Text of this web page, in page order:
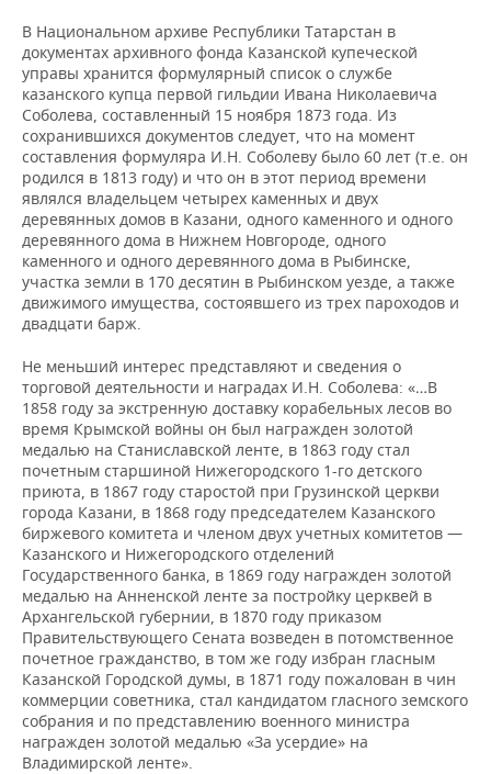
В Национальном архиве Республики Татарстан в
документах архивного фонда Казанской купеческой
управы хранится формулярный список о службе
казанского купца первой гильдии Ивана Николаевича
Соболева, составленный 15 ноября 1873 года. Из
сохранившихся документов следует, что на момент
составления формуляра И.Н. Соболеву было 60 лет (т.е. он
родился в 1813 году) и что он в этот период времени
являлся владельцем четырех каменных и двух
деревянных домов в Казани, одного каменного и одного
деревянного дома в Нижнем Новгороде, одного
каменного и одного деревянного дома в Рыбинске,
участка земли в 170 десятин в Рыбинском уезде, а также
движимого имущества, состоявшего из трех пароходов и
двадцати барж.
Не меньший интерес представляют и сведения о
торговой деятельности и наградах И.Н. Соболева: «…В
1858 году за экстренную доставку корабельных лесов во
время Крымской войны он был награжден золотой
медалью на Станиславской ленте, в 1863 году стал
почетным старшиной Нижегородского 1-го детского
приюта, в 1867 году старостой при Грузинской церкви
города Казани, в 1868 году председателем Казанского
биржевого комитета и членом двух учетных комитетов —
Казанского и Нижегородского отделений
Государственного банка, в 1869 году награжден золотой
медалью на Анненской ленте за постройку церквей в
Архангельской губернии, в 1870 году приказом
Правительствующего Сената возведен в потомственное
почетное гражданство, в том же году избран гласным
Казанской Городской думы, в 1871 году пожалован в чин
коммерции советника, стал кандидатом гласного земского
собрания и по представлению военного министра
награжден золотой медалью «За усердие» на
Владимирской ленте».